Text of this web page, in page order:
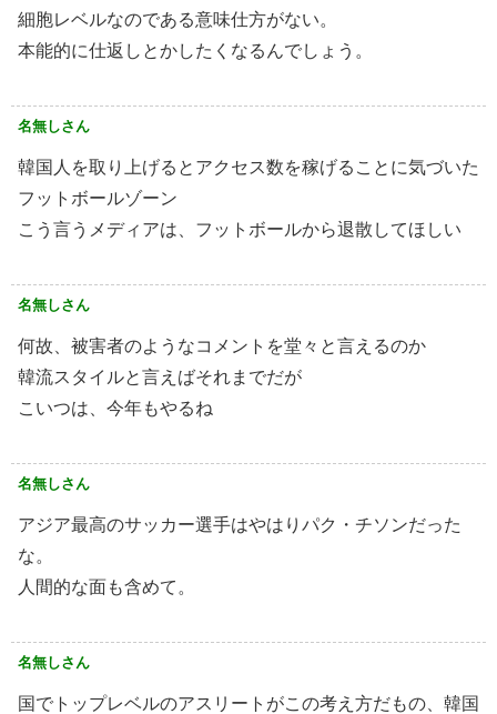
細胞レベルなのである意味仕方がない。
本能的に仕返しとかしたくなるんでしょう。
名無しさん
韓国人を取り上げるとアクセス数を稼げることに気づいた
フットボールゾーン
こう言うメディアは、フットボールから退散してほしい
名無しさん
何故、被害者のようなコメントを堂々と言えるのか
韓流スタイルと言えばそれまでだが
こいつは、今年もやるね
名無しさん
アジア最高のサッカー選手はやはりパク・チソンだった
な。
人間的な面も含めて。
名無しさん
国でトップレベルのアスリートがこの考え方だもの、韓国